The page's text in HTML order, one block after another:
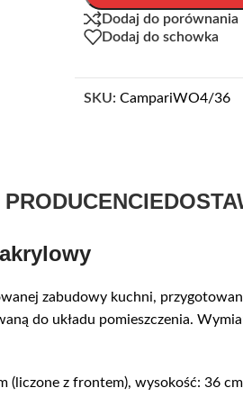
Dodaj do porównania
Dodaj do schowka
SKU:CampariWO4/36
PRODUCENCIE
zabudowy kuchni,
do układu pomieszczenia.
z frontem), wysokość: 36